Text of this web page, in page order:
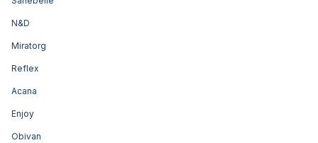
N&D
Miratorg
Reflex
Acana
Enjoy
Obivan